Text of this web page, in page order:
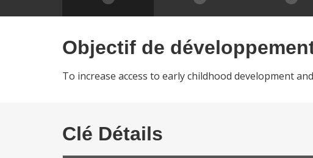
Objectif de
To increase access to early childhood development
Clé Détails